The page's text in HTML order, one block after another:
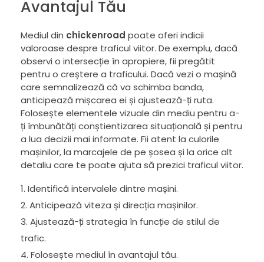
Avantajul Tău
Mediul din chickenroad poate oferi indicii
valoroase despre traficul viitor. De exemplu, dacă
observi o intersecție în apropiere, fii pregătit
pentru o creștere a traficului. Dacă vezi o mașină
care semnalizează că va schimba banda,
anticipează mișcarea ei și ajustează-ți ruta.
Folosește elementele vizuale din mediu pentru a-
ți îmbunătăți conștientizarea situațională și pentru
a lua decizii mai informate. Fii atent la culorile
mașinilor, la marcajele de pe șosea și la orice alt
detaliu care te poate ajuta să prezici traficul viitor.
Identifică intervalele dintre mașini.
Anticipează viteza și direcția mașinilor.
Ajustează-ți strategia în funcție de stilul de
trafic.
Folosește mediul în avantajul tău.